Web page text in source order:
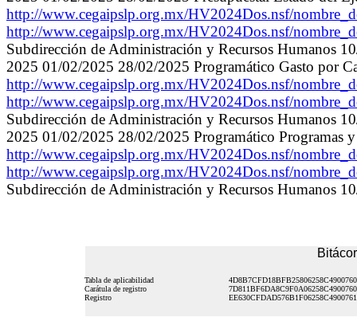
http://www.cegaipslp.org.mx/HV2024Dos.nsf/
http://www.cegaipslp.org.mx/HV2024Dos.nsf/
Subdirección de Administración y Recursos Humanos
2025 01/02/2025 28/02/2025 Programático Gasto por
http://www.cegaipslp.org.mx/HV2024Dos.nsf/
http://www.cegaipslp.org.mx/HV2024Dos.nsf/
Subdirección de Administración y Recursos Humanos
2025 01/02/2025 28/02/2025 Programático Programas
http://www.cegaipslp.org.mx/HV2024Dos.nsf/
http://www.cegaipslp.org.mx/HV2024Dos.nsf/
Subdirección de Administración y Recursos Humanos
Tabla de aplicabilidad
Carátula de registro
Registro